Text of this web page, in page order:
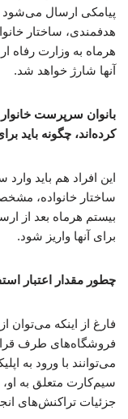
پیامکی ارسال می‌شود
هدفمندی، ساختار
هرماه به وزارت رفاه
آنها شارژ خواهد شد.
بانوان سرپرست خانوار
کرده‌اند، چگونه باید
این افراد هم باید
ساختار خانواده،
بیستم هرماه بعد از
برای آنها واریز شود.
چطور مقدار اعتبار
فارغ از اینکه
فروشگاه‌های طرف
می‌توانند با ورود به
سیم‌کارت متعلق به او،
جزئیات تراکنش‌های